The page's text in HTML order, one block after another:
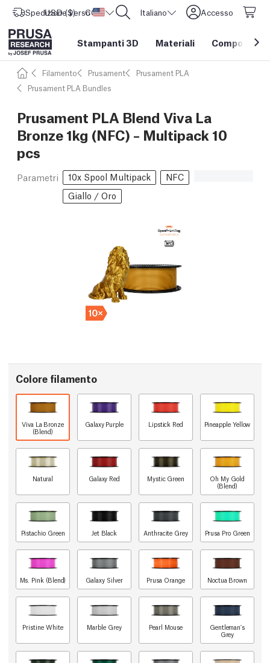
Spedizione verso Stati Uniti d'America
USD ($) CORE One L: Ora disponibile! Italiano Accesso
Stampanti 3D Materiali Componenti
Filamento Prusament
Prusament PLA
Prusament PLA Bundles
Prusament PLA Blend Viva La
Bronze 1kg (NFC) – Multipack 10
pcs
Parametri 10x Spool Multipack
NFC
Giallo / Oro
Colore filamento
Viva La Bronze
(Blend)
Galaxy Purple Lipstick Red Pineapple Yellow
Natural Galaxy Red Mystic Green
Oh My Gold
(Blend)
Pistachio Green Jet Black Anthracite Grey Prusa Pro Green
Ms. Pink (Blend) Galaxy Silver Prusa Orange Noctua Brown
Pristine White Marble Grey Pearl Mouse
Gentleman's
Grey